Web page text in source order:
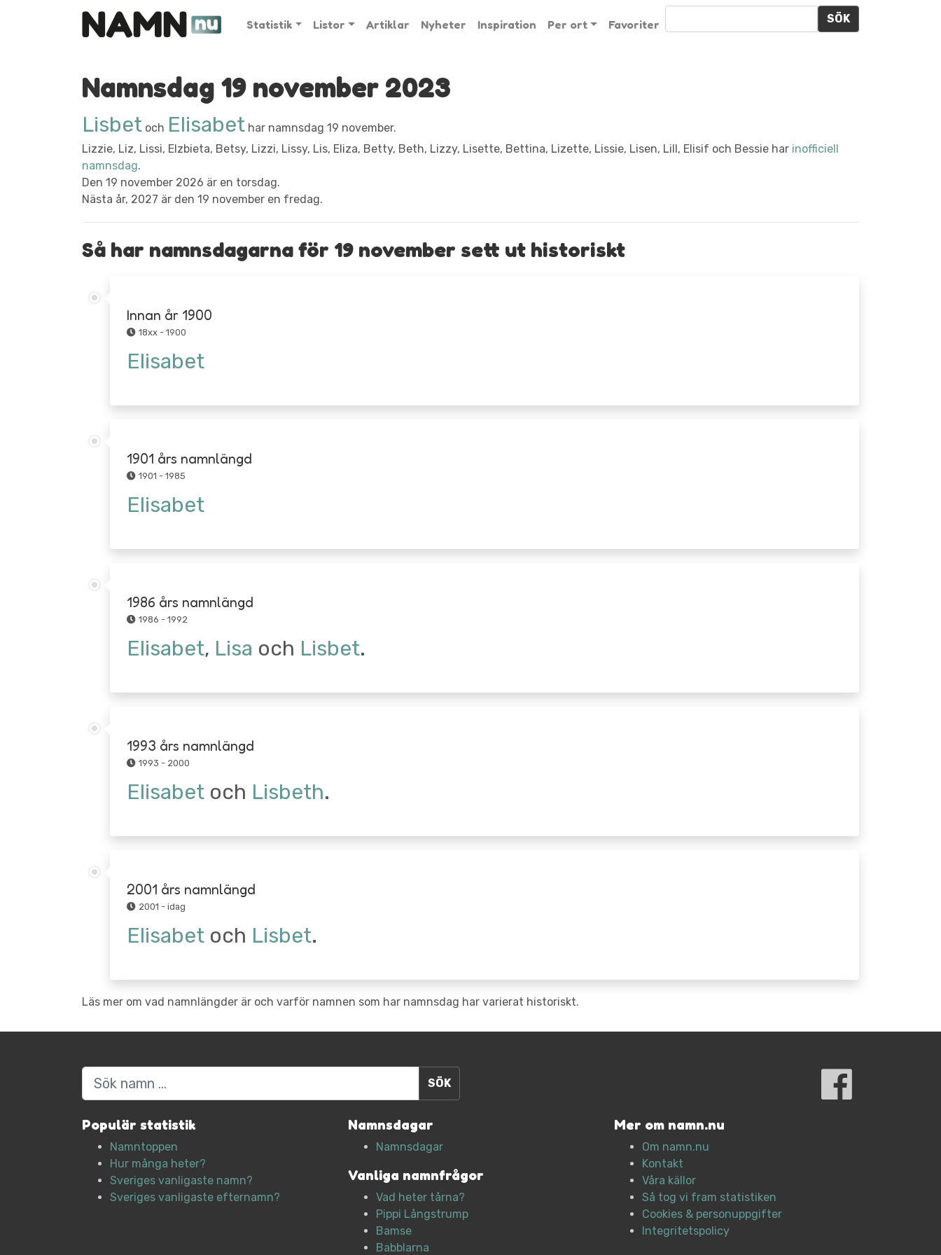
Statistik Listor Artiklar Nyheter Inspiration Per ort Favoriter SÖK
Namnsdag 19 november 2023
Lisbet och Elisabet har namnsdag 19 november.
Lizzie, Liz, Lissi, Elzbieta, Betsy, Lizzi, Lissy, Lis, Eliza, Betty, Beth, Lizzy, Lisette, Bettina, Lizette, Lissie, Lisen, Lill, Elisif och Bessie har inofficiell
namnsdag.
Den 19 november 2026 är en torsdag.
Nästa år, 2027 är den 19 november en fredag.
Så har namnsdagarna för 19 november sett ut historiskt
Innan år 1900
18xx - 1900
Elisabet
1901 års namnlängd
1901 - 1985
Elisabet
1986 års namnlängd
1986 - 1992
Elisabet, Lisa och Lisbet.
1993 års namnlängd
1993 - 2000
Elisabet och Lisbeth.
2001 års namnlängd
2001 - idag
Elisabet och Lisbet.
Läs mer om vad namnlängder är och varför namnen som har namnsdag har varierat historiskt.
Sök
Populär statistik
Namntoppen
Hur många heter?
Sveriges vanligaste namn?
Sveriges vanligaste efternamn?
Namnsdagar
Namnsdagar
Vanliga namnfrågor
Vad heter tårna?
Pippi Långstrump
Bamse
Babblarna
Mer om namn.nu
Om namn.nu
Kontakt
Våra källor
Så tog vi fram statistiken
Cookies & personuppgifter
Integritetspolicy